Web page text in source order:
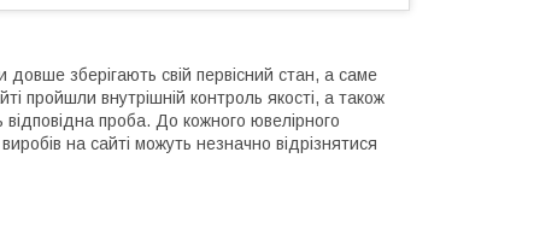
зберігають свій первісний стан, а саме
пройшли внутрішній контроль якості, а також
відповідна проба. До кожного ювелірного
на сайті можуть незначно відрізнятися